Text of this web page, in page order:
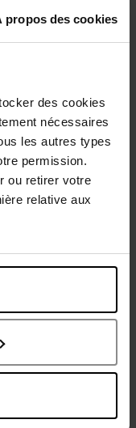
propos des cookies
des cookies
nécessaires
les autres types
permission.
ou retirer votre
relative aux
CLOSE
Coffret
€ Ajouter
STENDHAL